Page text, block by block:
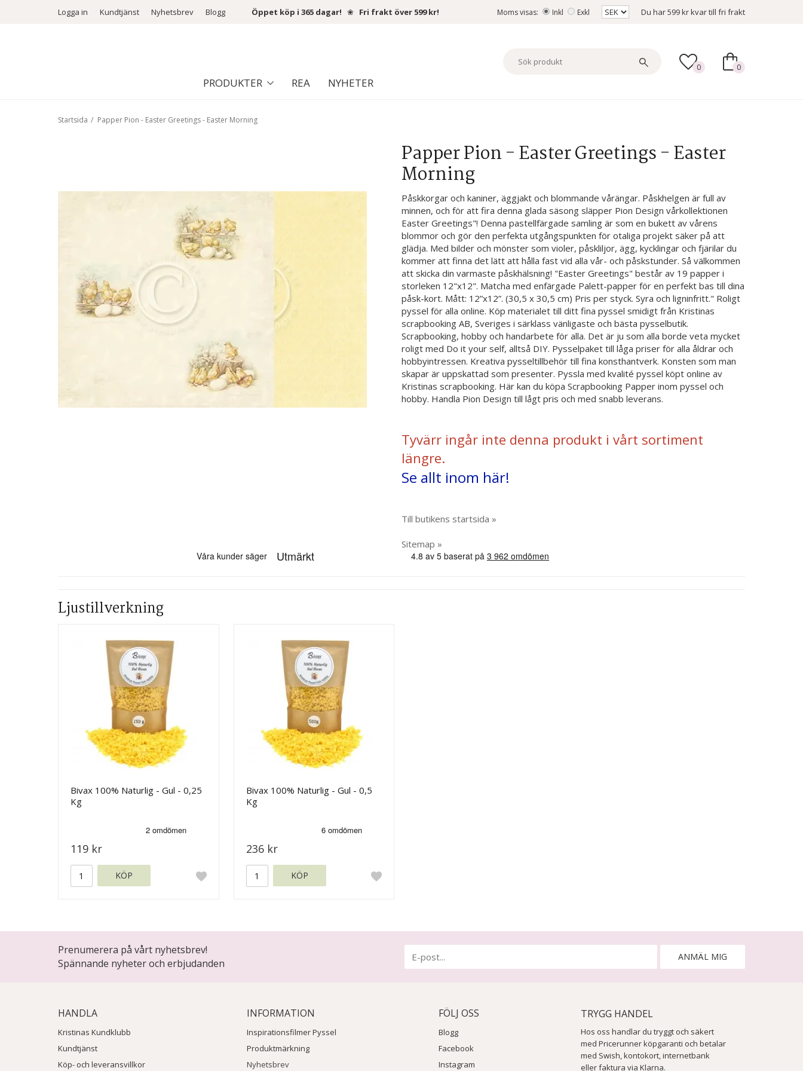
Logga in Kundtjänst Nyhetsbrev Blogg Öppet köp i 365 dagar! ❀ Fri frakt över 599 kr! Moms visas: Inkl Exkl Du har599 krkvar till fri frakt
PRODUKTER REA NYHETER
0 0
Startsida / Papper Pion - Easter Greetings - Easter Morning
Papper Pion - Easter Greetings - Easter
Morning
Påskkorgar och kaniner, äggjakt och blommande vårängar. Påskhelgen är full av
minnen, och för att fira denna glada säsong släpper Pion Design vårkollektionen
Easter Greetings"! Denna pastellfärgade samling är som en bukett av vårens
blommor och gör den perfekta utgångspunkten för otaliga projekt säker på att
glädja. Med bilder och mönster som violer, påskliljor, ägg, kycklingar och fjärilar du
kommer att finna det lätt att hålla fast vid alla vår- och påskstunder. Så välkommen
att skicka din varmaste påskhälsning! "Easter Greetings" består av 19 papper i
storleken 12"x12". Matcha med enfärgade Palett-papper för en perfekt bas till dina
påsk-kort. Mått: 12”x12”. (30,5 x 30,5 cm) Pris per styck. Syra och ligninfritt." Roligt
pyssel för alla online. Köp materialet till ditt fina pyssel smidigt från Kristinas
scrapbooking AB, Sveriges i särklass vänligaste och bästa pysselbutik.
Scrapbooking, hobby och handarbete för alla. Det är ju som alla borde veta mycket
roligt med Do it your self, alltså DIY. Pysselpaket till låga priser för alla åldrar och
hobbyintressen. Kreativa pysseltillbehör till fina konsthantverk. Konsten som man
skapar är uppskattad som presenter. Pyssla med kvalité pyssel köpt online av
Kristinas scrapbooking. Här kan du köpa Scrapbooking Papper inom pyssel och
hobby. Handla Pion Design till lågt pris och med snabb leverans.
Tyvärr ingår inte denna produkt i vårt sortiment
längre.
Se allt inom här!
Till butikens startsida »
Sitemap »
Ljustillverkning
Bivax 100% Naturlig - Gul - 0,25
Kg
119 kr
KÖP
Bivax 100% Naturlig - Gul - 0,5
Kg
236 kr
KÖP
Prenumerera på vårt nyhetsbrev!
Spännande nyheter och erbjudanden
ANMÄL MIG
HANDLA
Kristinas Kundklubb
Kundtjänst
Köp- och leveransvillkor
INFORMATION
Inspirationsfilmer Pyssel
Produktmärkning
Nyhetsbrev
FÖLJ OSS
Blogg
Facebook
Instagram
TRYGG HANDEL
Hos oss handlar du tryggt och säkert
med Pricerunner köpgaranti och betalar
med Swish, kontokort, internetbank
eller faktura via Klarna.